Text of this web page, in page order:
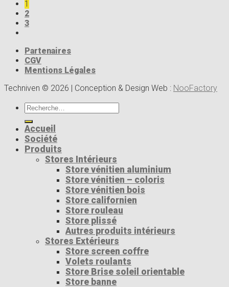
1
2
3
Partenaires
CGV
Mentions Légales
Techniven © 2026 | Conception & Design Web : NooFactory
Recherche
pour :
Accueil
Société
Produits
Stores Intérieurs
Store vénitien aluminium
Store vénitien – coloris
Store vénitien bois
Store californien
Store rouleau
Store plissé
Autres produits intérieurs
Stores Extérieurs
Store screen coffre
Volets roulants
Store Brise soleil orientable
Store banne